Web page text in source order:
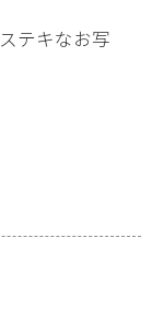
テキなお写